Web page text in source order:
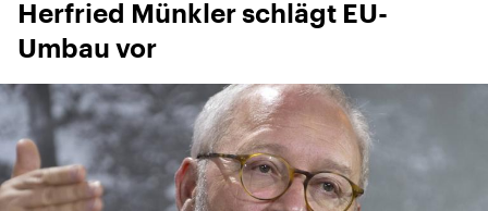
Herfried Münkler schlägt EU-
Umbau vor